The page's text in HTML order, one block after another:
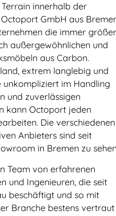
innerhalb der
GmbH aus
die immer größer
außergewöhnlichen und
aus Carbon.
extrem langlebig und
unkompliziert im Handling
und zuverlässigen
kann Octoport jeden
Die verschiedenen
Anbieters sind seit
in Bremen zu
Team von erfahrenen
und Ingenieuren, die seit
beschäftigt und so mit
Branche bestens vertraut